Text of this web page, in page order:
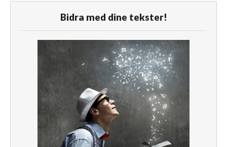
Bidra med dine tekster!